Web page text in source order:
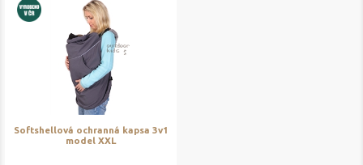
Softshellová ochranná kapsa 3v1
model XXL